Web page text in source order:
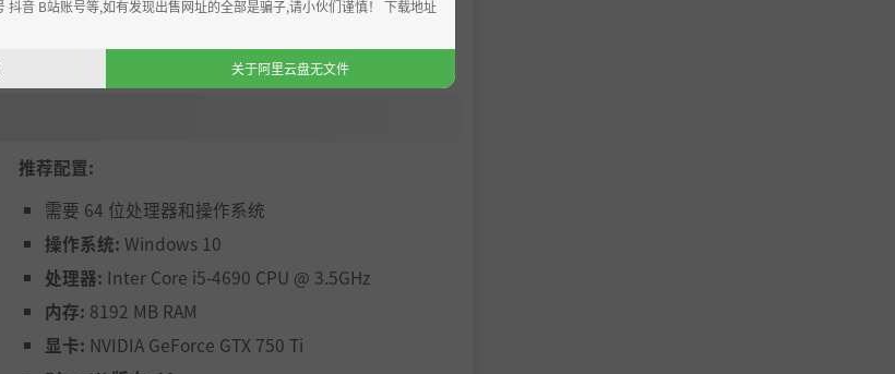
推荐配置:
需要 64 位处理器和操作系统
操作系统: Windows 10
处理器: Inter Core i5-4690 CPU @ 3.5GHz
内存: 8192 MB RAM
显卡: NVIDIA GeForce GTX 750 Ti
抖音 B站账号等,如有发现出售网址的全部是骗子,请小伙们谨慎！ 下载地址
关于阿里云盘无文件